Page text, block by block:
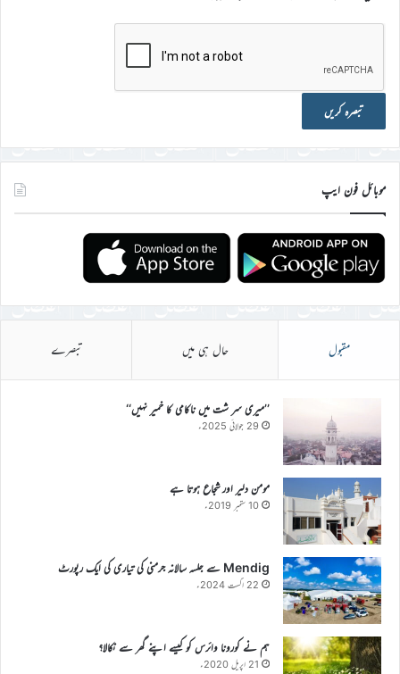
موبائل فون ایپ
مقبول حال ہی میں تبصرے
’’میری سر شت میں ناکامی کا خمیر نہیں‘‘
29 جولائی 2025ء
مومن دلیر اور شجاع ہوتا ہے
10 ستمبر 2019ء
Mendig سے جلسہ سالانہ جرمنی کی تیاری کی ایک رپورٹ
22 اگست 2024ء
ہم نے کورونا وائرس کو کیسے اپنے گھر سے نکالا؟
21 اپریل 2020ء